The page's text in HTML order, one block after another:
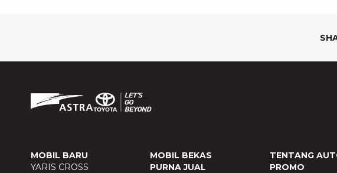
MOBIL BARU
YARIS CROSS
MOBIL BEKAS
PURNA JUAL
TENTANG
PROMO